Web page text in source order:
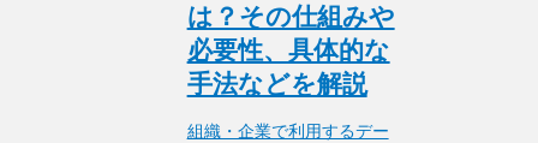
は？その仕組みや
必要性、具体的な
手法などを解説
組織・企業で利用するデー